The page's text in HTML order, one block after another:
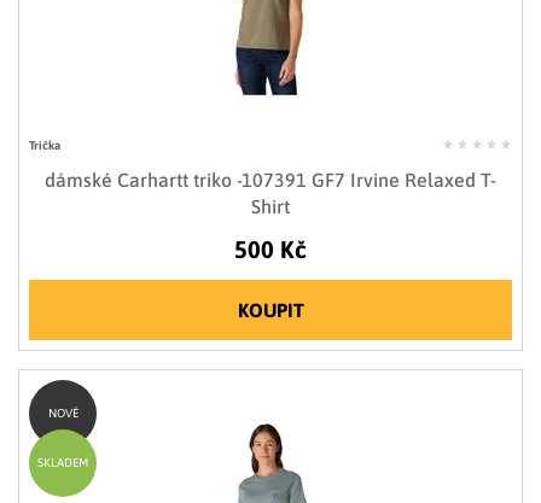
Trička
dámské Carhartt triko -107391 GF7 Irvine Relaxed T-
Shirt
500 Kč
KOUPIT
NOVÉ
SKLADEM